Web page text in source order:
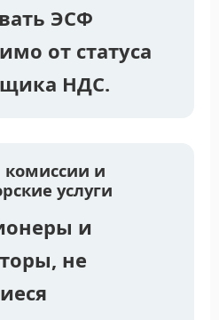
ЭСФ
от статуса
НДС.
и
услуги
и
не